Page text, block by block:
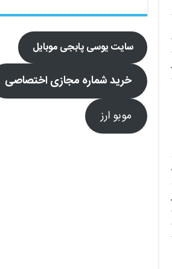
سایت یوسی پابجی موبایل
خرید شماره مجازی اختصاصی
موبو ارز